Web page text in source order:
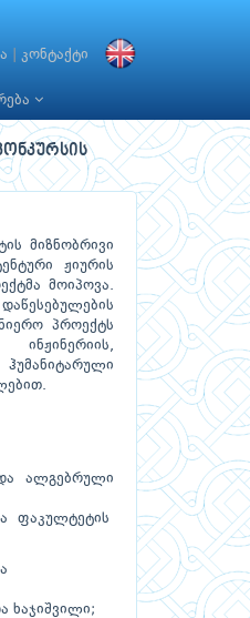
კონტაქტი
მიზნობრივი
ჟიურის
მოიპოვა.
პროექტს
ალგებრული
ფაკულტეტის
ხაჯიშვილი;